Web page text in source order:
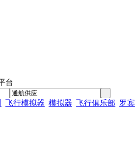
台
飞行模拟器 模拟器 飞行俱乐部 罗